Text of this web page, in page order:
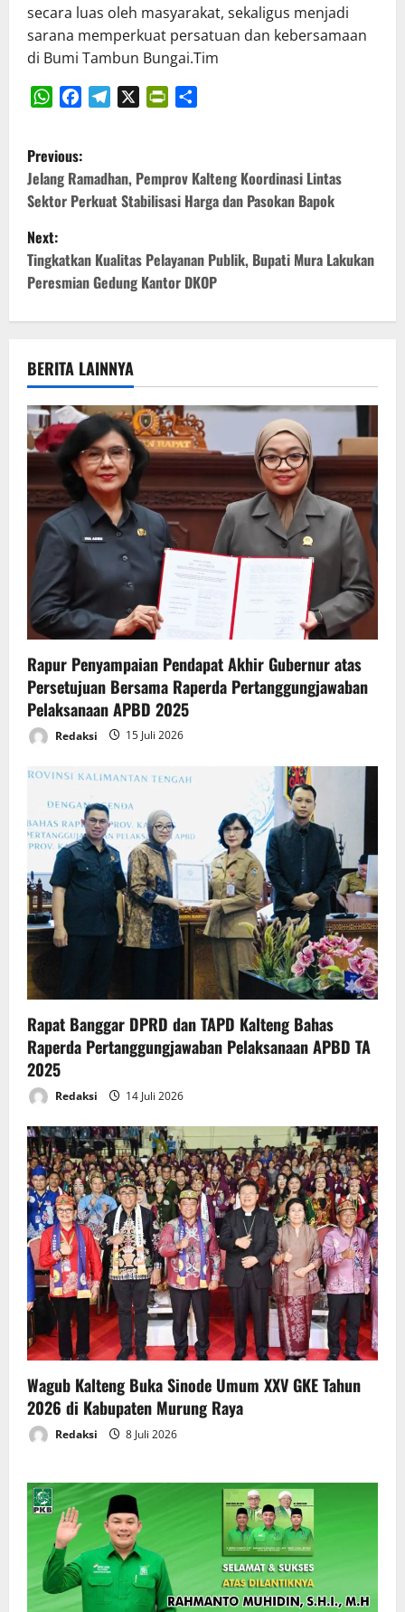
secara luas oleh masyarakat, sekaligus menjadi
sarana memperkuat persatuan dan kebersamaan
di Bumi Tambun Bungai.Tim
P
o
s
t
n
v
i
g
a
t
i
o
n
Previous:
Jelang Ramadhan, Pemprov Kalteng Koordinasi Lintas
Sektor Perkuat Stabilisasi Harga dan Pasokan Bapok
Next:
Tingkatkan Kualitas Pelayanan Publik, Bupati Mura Lakukan
Peresmian Gedung Kantor DKOP
BERITA LAINNYA
Rapur Penyampaian Pendapat Akhir Gubernur atas
Persetujuan Bersama Raperda Pertanggungjawaban
Pelaksanaan APBD 2025
Redaksi 15 Juli 2026
Rapat Banggar DPRD dan TAPD Kalteng Bahas
Raperda Pertanggungjawaban Pelaksanaan APBD TA
2025
Redaksi 14 Juli 2026
Wagub Kalteng Buka Sinode Umum XXV GKE Tahun
2026 di Kabupaten Murung Raya
Redaksi 8 Juli 2026